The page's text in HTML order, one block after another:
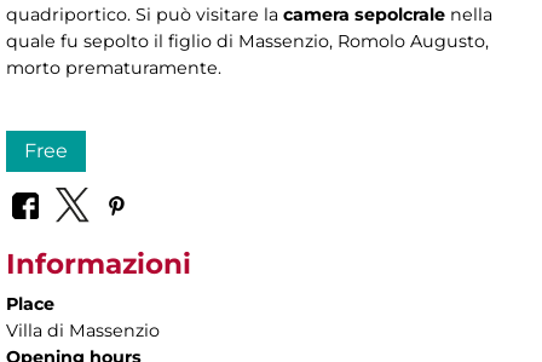
quadriportico. Si può visitare la camera sepolcrale nella
quale fu sepolto il figlio di Massenzio, Romolo Augusto,
morto prematuramente.
Free
Informazioni
Place
Villa di Massenzio
Opening hours